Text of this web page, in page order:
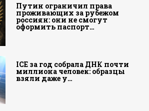
Путин ограничил права
проживающих за рубежом
россиян: они не смогут
оформить паспорт…
ICE за год собрала ДНК почти
миллиона человек: образцы
взяли даже у…